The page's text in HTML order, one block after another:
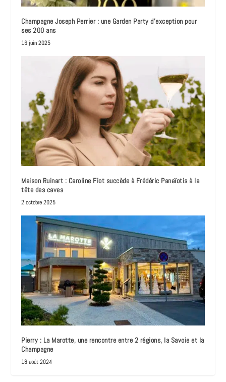
Champagne Joseph Perrier : une Garden Party d’exception pour
ses 200 ans
16 juin 2025
Maison Ruinart : Caroline Fiot succède à Frédéric Panaïotis à la
tête des caves
2 octobre 2025
Pierry : La Marotte, une rencontre entre 2 régions, la Savoie et la
Champagne
18 août 2024